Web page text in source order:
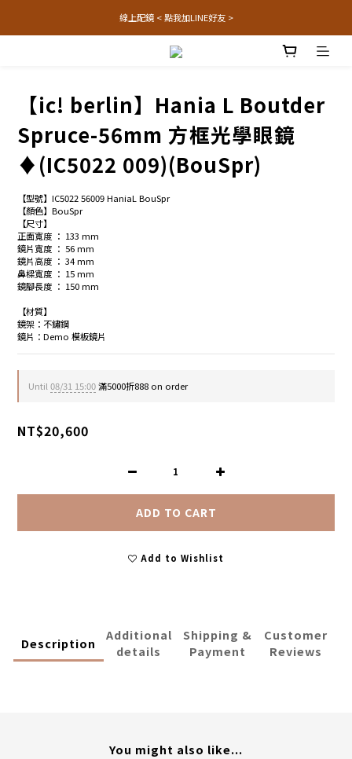
線上配鏡 < 點我加LINE好友 >
【ic! berlin】Hania L Boutder
Spruce-56mm 方框光學眼鏡
♦(IC5022 009)(BouSpr)
【型號】IC5022 56009 HaniaL BouSpr
【顏色】BouSpr
【尺寸】
正面寬度 ： 133 mm
鏡片寬度 ： 56 mm
鏡片高度 ： 34 mm
鼻樑寬度 ： 15 mm
鏡腳長度 ： 150 mm
【材質】
鏡架：不鏽鋼
鏡片：Demo 模板鏡片
Until08/31 15:00滿5000折888 on order
NT$20,600
ADD TO CART
Add to Wishlist
Description
Additional
details
Shipping &
Payment
Customer
Reviews
You might also like...